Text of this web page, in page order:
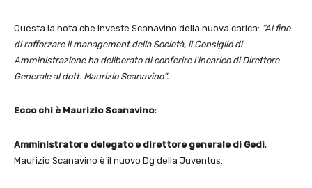
Questa la nota che investe Scanavino della nuova carica: “Al fine
di rafforzare il management della Società, il Consiglio di
Amministrazione ha deliberato di conferire l’incarico di Direttore
Generale al dott. Maurizio Scanavino”.
Ecco chi è Maurizio Scanavino:
Amministratore delegato e direttore generale di Gedi,
Maurizio Scanavino è il nuovo Dg della Juventus.